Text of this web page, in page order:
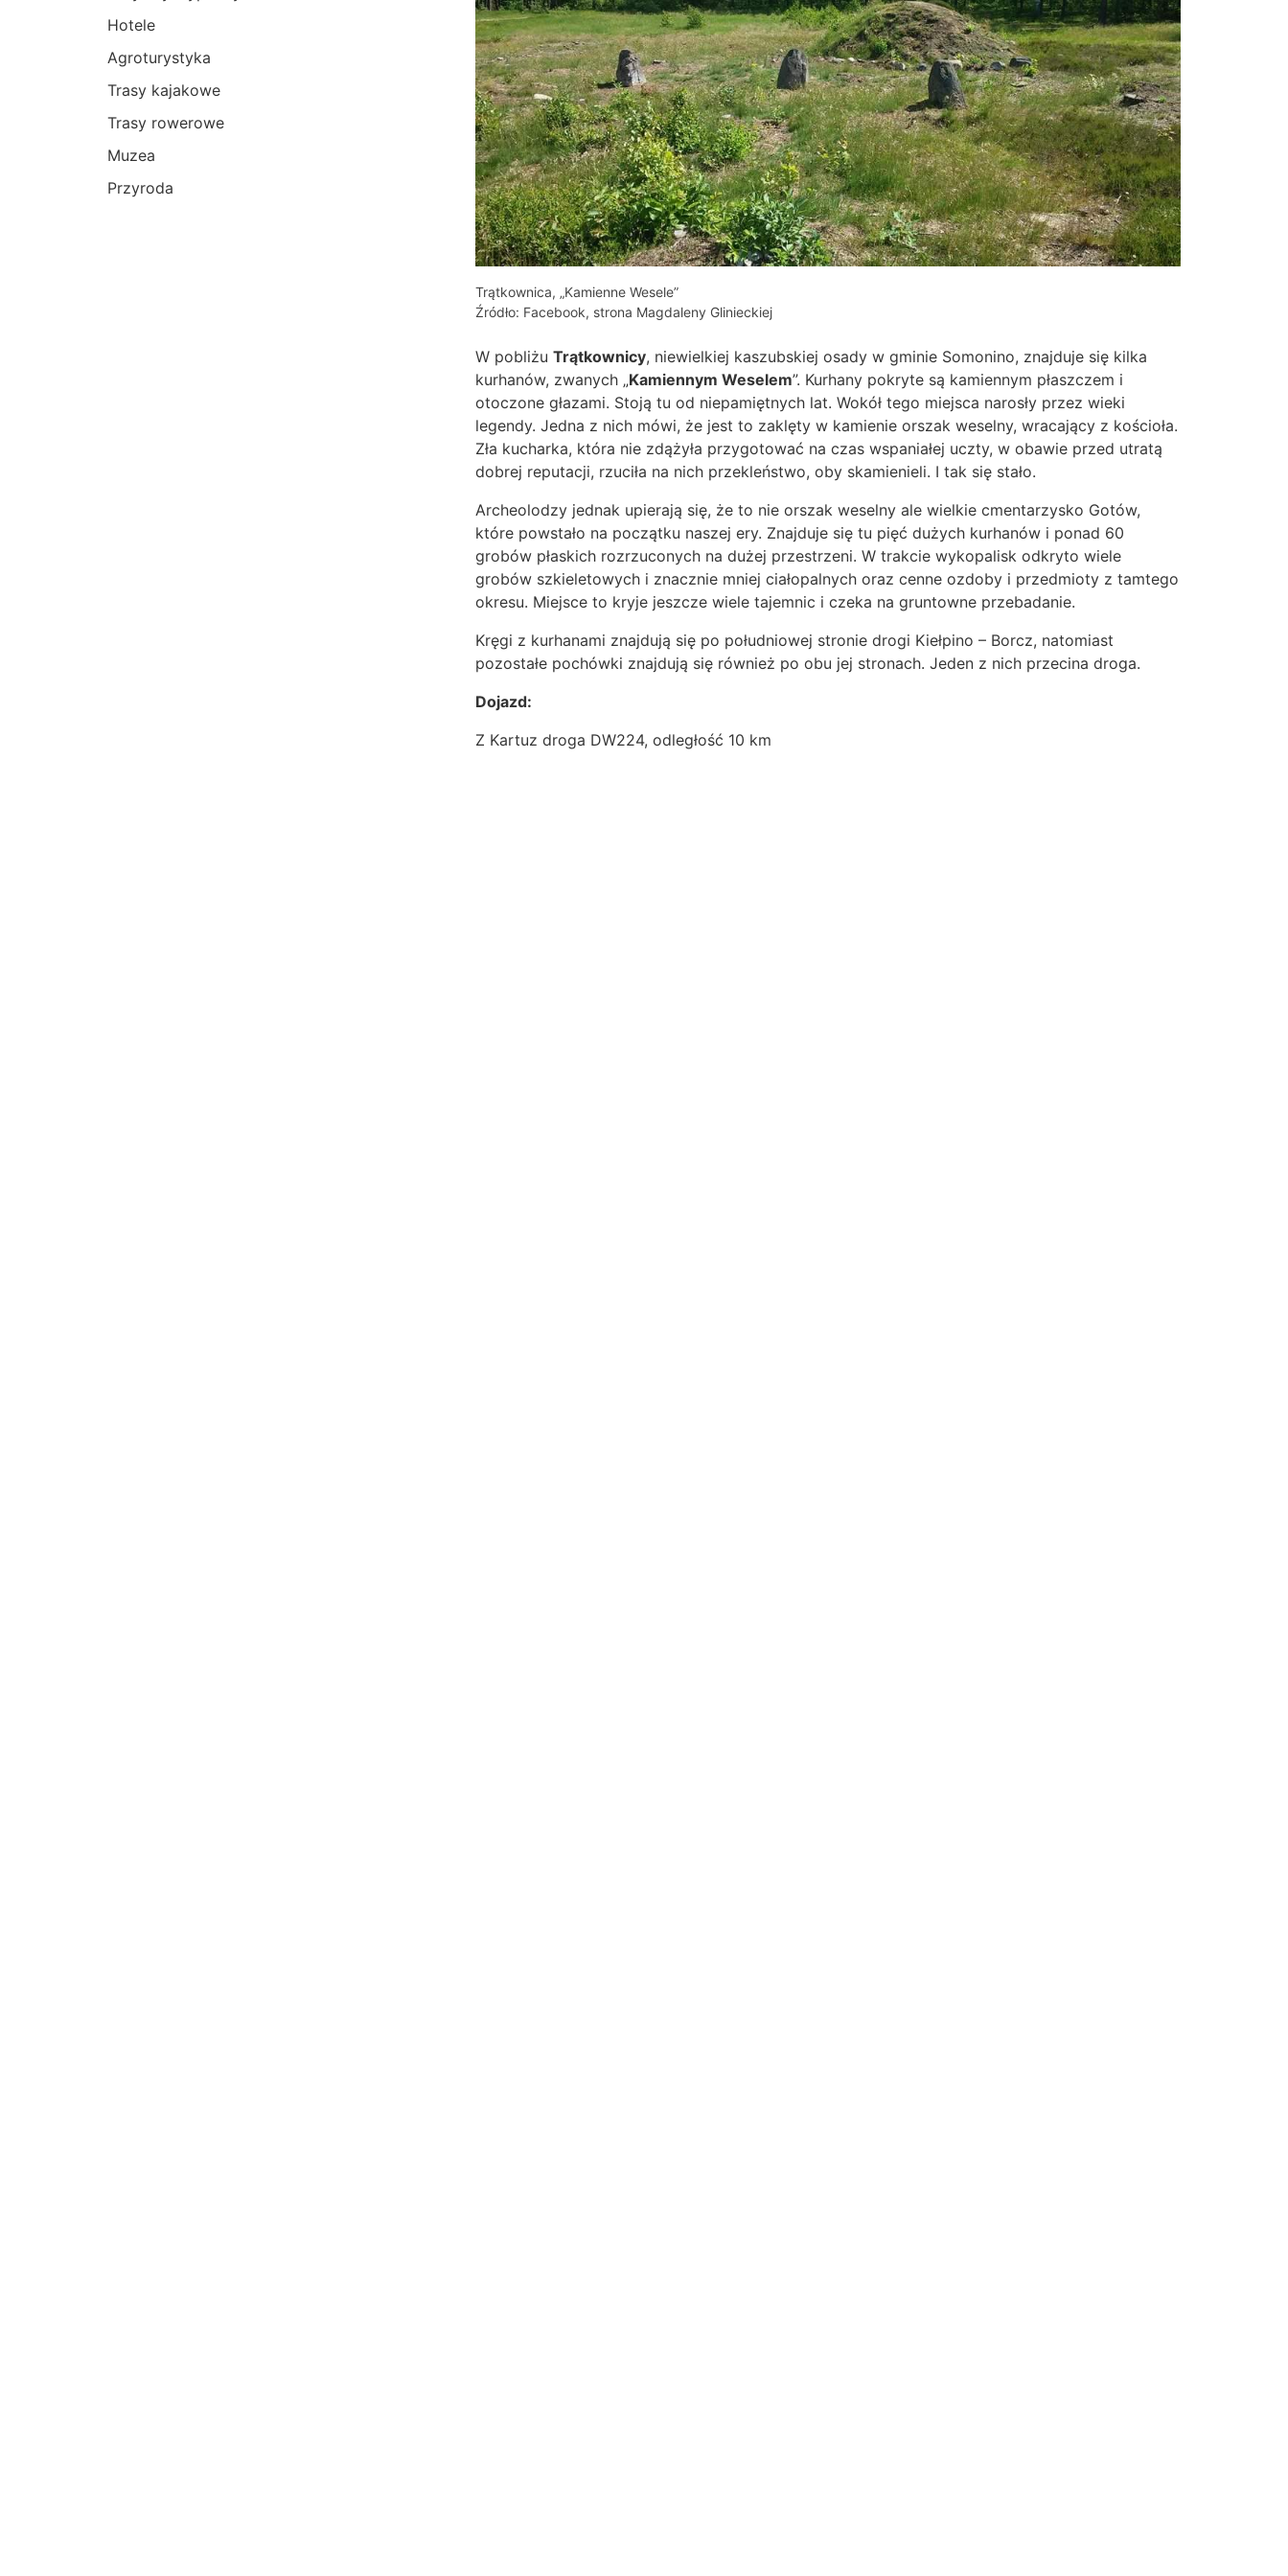
Hotele
Agroturystyka
Trasy kajakowe
Trasy rowerowe
Muzea
Przyroda
Trątkownica, „Kamienne Wesele”
Źródło: Facebook, strona Magdaleny Glinieckiej
W pobliżu Trątkownicy, niewielkiej kaszubskiej osady w gminie Somonino, znajduje się kilka
kurhanów, zwanych „Kamiennym Weselem”. Kurhany pokryte są kamiennym płaszczem i
otoczone głazami. Stoją tu od niepamiętnych lat. Wokół tego miejsca narosły przez wieki
legendy. Jedna z nich mówi, że jest to zaklęty w kamienie orszak weselny, wracający z kościoła.
Zła kucharka, która nie zdążyła przygotować na czas wspaniałej uczty, w obawie przed utratą
dobrej reputacji, rzuciła na nich przekleństwo, oby skamienieli. I tak się stało.
Archeolodzy jednak upierają się, że to nie orszak weselny ale wielkie cmentarzysko Gotów,
które powstało na początku naszej ery. Znajduje się tu pięć dużych kurhanów i ponad 60
grobów płaskich rozrzuconych na dużej przestrzeni. W trakcie wykopalisk odkryto wiele
grobów szkieletowych i znacznie mniej ciałopalnych oraz cenne ozdoby i przedmioty z tamtego
okresu. Miejsce to kryje jeszcze wiele tajemnic i czeka na gruntowne przebadanie.
Kręgi z kurhanami znajdują się po południowej stronie drogi Kiełpino – Borcz, natomiast
pozostałe pochówki znajdują się również po obu jej stronach. Jeden z nich przecina droga.
Dojazd:
Z Kartuz droga DW224, odległość 10 km